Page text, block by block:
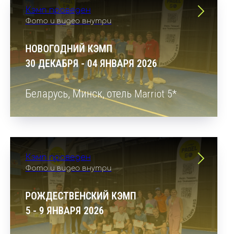
Кэмп проведен
Фото и видео внутри
НОВОГОДНИЙ КЭМП
30 ДЕКАБРЯ - 04 ЯНВАРЯ 2026
Беларусь, Минск, отельMarriot 5*
Кэмп проведен
Фото и видео внутри
РОЖДЕСТВЕНСКИЙ КЭМП
5 - 9 ЯНВАРЯ 2026